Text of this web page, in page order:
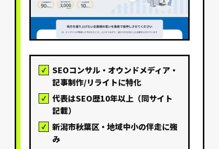
SEOコンサル・オウンドメディア・
記事制作/リライトに特化
代表はSEO歴10年以上（同サイト
記載）
新潟市秋葉区・地域中小の伴走に強
み